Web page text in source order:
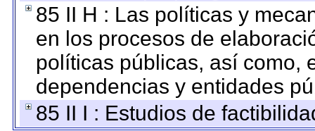
85 II H : Las políticas y
en los procesos de
políticas públicas, así como,
dependencias y entidades
85 II I : Estudios de